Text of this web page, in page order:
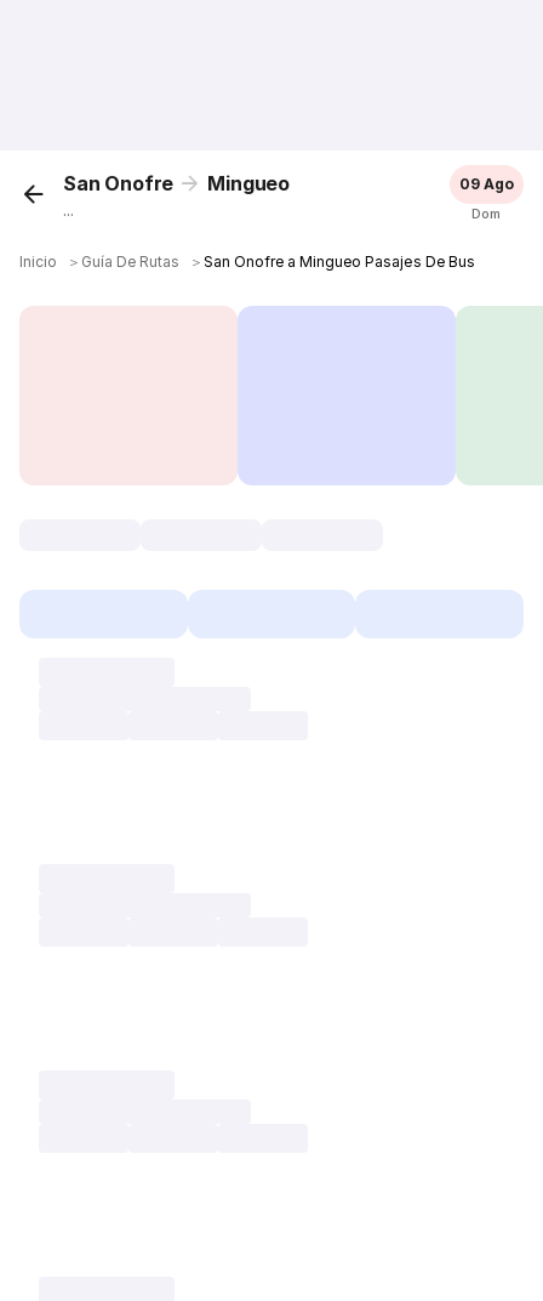
San Onofre Mingueo
...
09 Ago
Dom
Inicio ＞ Guía De Rutas ＞ San Onofre a Mingueo Pasajes De Bus